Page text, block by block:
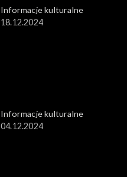
Informacje kulturalne
18.12.2024
Informacje kulturalne
04.12.2024